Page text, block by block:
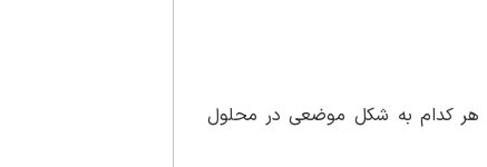
هر کدام به شکل موضعی در محلول